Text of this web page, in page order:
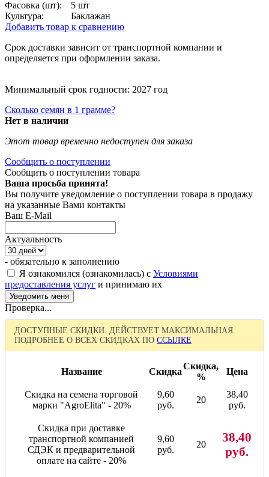
Фасовка (шт):
5 шт
Культура:
Баклажан
Добавить товар к сравнению
Срок доставки зависит от транспортной компании и
определяется при оформлении заказа.
Минимальный срок годности: 2027 год
Сколько семян в 1 грамме?
Нет в наличии
Этот товар временно недоступен для заказа
Сообщить о поступлении
Сообщить о поступлении товара
Ваша просьба принята!
Вы получите уведомление о поступлении товара в продажу
на указанные Вами контакты
Ваш E-Mail
Актуальность
- обязательно к заполнению
Я ознакомился (ознакомилась) с Условиями
предоставления услуг и принимаю их
Проверка...
ДОСТУПНЫЕ СКИДКИ. ДЕЙСТВУЕТ МАКСИМАЛЬНАЯ.
ПОДРОБНЕЕ О ВСЕХ СКИДКАХ ПО ССЫЛКЕ
Название Скидка
Скидка,
%
Цена
Скидка на семена торговой
марки "AgroElita" - 20%
9,60
руб.
20
38,40
руб.
Скидка при доставке
транспортной компанией
СДЭК и предварительной
оплате на сайте - 20%
9,60
руб.
20
38,40
руб.